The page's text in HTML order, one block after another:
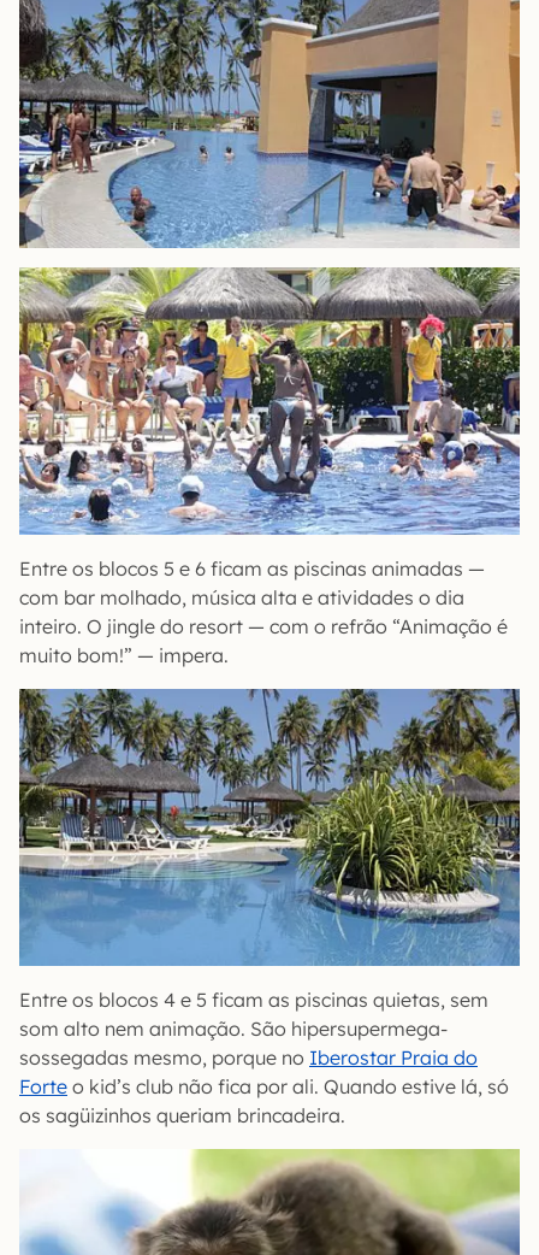
Entre os blocos 5 e 6 ficam as piscinas animadas —
com bar molhado, música alta e atividades o dia
inteiro. O jingle do resort — com o refrão “Animação é
muito bom!” — impera.
Entre os blocos 4 e 5 ficam as piscinas quietas, sem
som alto nem animação. São hipersupermega-
sossegadas mesmo, porque no Iberostar Praia do
Forte o kid’s club não fica por ali. Quando estive lá, só
os sagüizinhos queriam brincadeira.